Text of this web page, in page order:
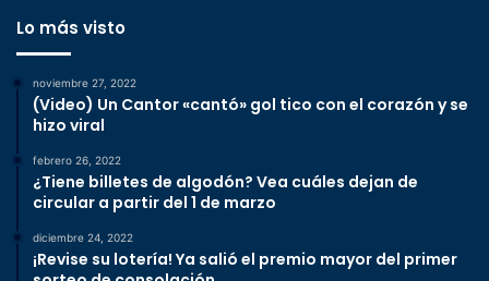
Lo más visto
noviembre 27, 2022
(Video) Un Cantor «cantó» gol tico con el corazón y se
hizo viral
febrero 26, 2022
¿Tiene billetes de algodón? Vea cuáles dejan de
circular a partir del 1 de marzo
diciembre 24, 2022
¡Revise su lotería! Ya salió el premio mayor del primer